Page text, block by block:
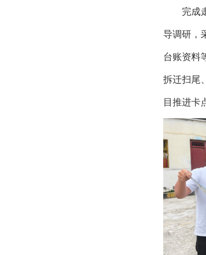
完成
导调研，
台账资料
拆迁扫尾
目推进卡